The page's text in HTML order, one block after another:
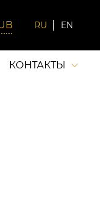
RU EN
КОНТАКТЫ